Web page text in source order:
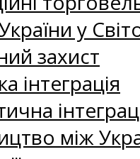
у
захист
інтеграція
між